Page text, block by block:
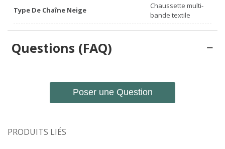
Type De Chaîne Neige
Chaussette multi-
bande textile
Questions (FAQ)
Poser une Question
PRODUITS LIÉS